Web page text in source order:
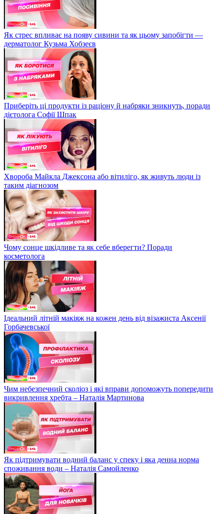
Як стрес впливає на появу сивини та як цьому запобігти —
дерматолог Кузьма Хобзеєв
Приберіть ці продукти із раціону й набряки зникнуть, поради
дієтолога Софії Шпак
Хвороба Майкла Джексона або вітиліго, як живуть люди із
таким діагнозом
Чому сонце шкідливе та як себе вберегти? Поради
косметолога
Ідеальний літній макіяж на кожен день від візажиста Аксенії
Горбачевської
Чим небезпечний сколіоз і які вправи допоможуть попередити
викривлення хребта – Наталія Мартинова
Як підтримувати водний баланс у спеку і яка денна норма
споживання води – Наталія Самойленко